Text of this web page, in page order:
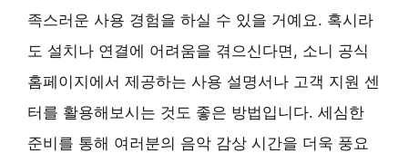
족스러운 사용 경험을 하실 수 있을 거예요. 혹시라
도 설치나 연결에 어려움을 겪으신다면, 소니 공식
홈페이지에서 제공하는 사용 설명서나 고객 지원 센
터를 활용해보시는 것도 좋은 방법입니다. 세심한
준비를 통해 여러분의 음악 감상 시간을 더욱 풍요